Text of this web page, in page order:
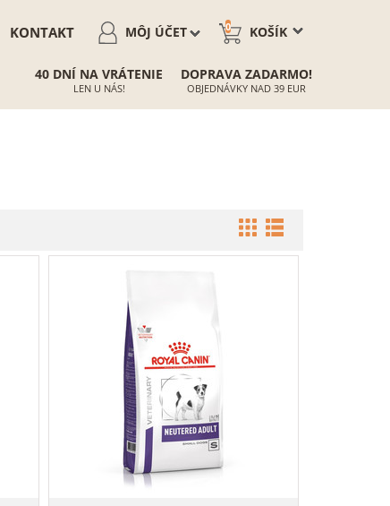
KOŠÍK
0
MÔJ ÚČET
KONTAKT
40 DNÍ NA VRÁTENIE
LEN U NÁS!
DOPRAVA ZADARMO!
OBJEDNÁVKY NAD 39 EUR